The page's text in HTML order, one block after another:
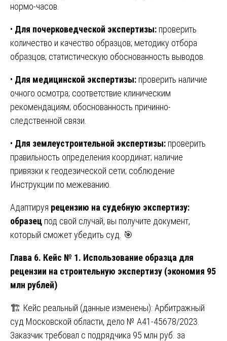
нормо-часов.
• Для почерковедческой экспертизы: проверить
количество и качество образцов; методику отбора
образцов; статистическую обоснованность выводов.
• Для медицинской экспертизы: проверить наличие
очного осмотра; соответствие клиническим
рекомендациям; обоснованность причинно-
следственной связи.
• Для землеустроительной экспертизы: проверить
правильность определения координат; наличие
привязки к геодезической сети; соблюдение
Инструкции по межеванию.
Адаптируя рецензию на судебную экспертизу:
образец под свой случай, вы получите документ,
который сможет убедить суд. 🎯
Глава 6. Кейс № 1. Использование образца для
рецензии на строительную экспертизу (экономия 95
млн рублей)
🏗️ Кейс реальный (данные изменены): Арбитражный
суд Московской области, дело № А41-45678/2023.
Заказчик требовал с подрядчика 95 млн руб. за